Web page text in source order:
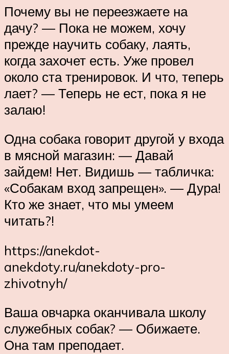
Почему вы не переезжаете на
дачу? — Пока не можем, хочу
прежде научить собаку, лаять,
когда захочет есть. Уже провел
около ста тренировок. И что, теперь
лает? — Теперь не ест, пока я не
залаю!
Одна собака говорит другой у входа
в мясной магазин: — Давай
зайдем! Нет. Видишь — табличка:
«Собакам вход запрещен». — Дура!
Кто же знает, что мы умеем
читать?!
https://anekdot-
anekdoty.ru/anekdoty-pro-
zhivotnyh/
Ваша овчарка оканчивала школу
служебных собак? — Обижаете.
Она там преподает.